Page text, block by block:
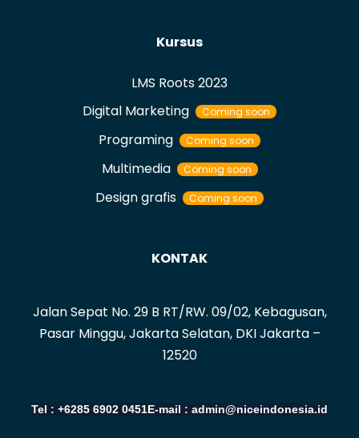
Kursus
LMS Roots 2023
Digital Marketing
Coming soon
Programing Coming soon
Multimedia Coming soon
Design grafis Coming soon
KONTAK
Jalan Sepat No. 29 B RT/RW. 09/02, Kebagusan,
Pasar Minggu, Jakarta Selatan, DKI Jakarta –
12520
Tel : +6285 6902 0451E-mail : admin@niceindonesia.id